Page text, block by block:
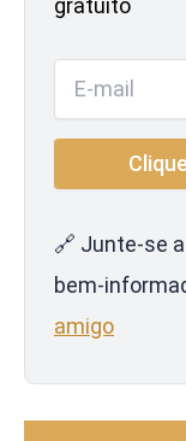
gratuito
🔗 Junte-se
bem-
amigo